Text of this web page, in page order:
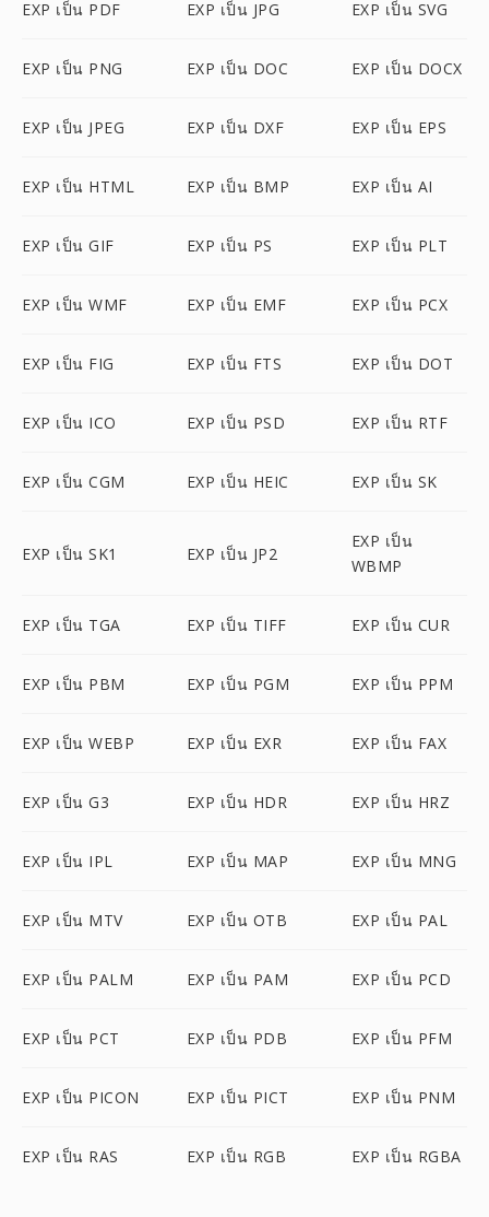
EXP เป็น PDF EXP เป็น JPG EXP เป็น SVG
EXP เป็น PNG EXP เป็น DOC EXP เป็น DOCX
EXP เป็น JPEG EXP เป็น DXF EXP เป็น EPS
EXP เป็น HTML EXP เป็น BMP EXP เป็น AI
EXP เป็น GIF EXP เป็น PS EXP เป็น PLT
EXP เป็น WMF EXP เป็น EMF EXP เป็น PCX
EXP เป็น FIG EXP เป็น FTS EXP เป็น DOT
EXP เป็น ICO EXP เป็น PSD EXP เป็น RTF
EXP เป็น CGM EXP เป็น HEIC EXP เป็น SK
EXP เป็น SK1 EXP เป็น JP2
EXP เป็น
WBMP
EXP เป็น TGA EXP เป็น TIFF EXP เป็น CUR
EXP เป็น PBM EXP เป็น PGM EXP เป็น PPM
EXP เป็น WEBP EXP เป็น EXR EXP เป็น FAX
EXP เป็น G3 EXP เป็น HDR EXP เป็น HRZ
EXP เป็น IPL EXP เป็น MAP EXP เป็น MNG
EXP เป็น MTV EXP เป็น OTB EXP เป็น PAL
EXP เป็น PALM EXP เป็น PAM EXP เป็น PCD
EXP เป็น PCT EXP เป็น PDB EXP เป็น PFM
EXP เป็น PICON EXP เป็น PICT EXP เป็น PNM
EXP เป็น RAS EXP เป็น RGB EXP เป็น RGBA